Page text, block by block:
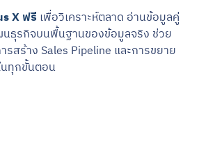
X ฟรี เพื่อวิเคราะห์ตลาด อ่านข้อมูลคู่
นธุรกิจบนพื้นฐานของข้อมูลจริง ช่วย
รสร้าง Sales Pipeline และการขยาย
ทุกขั้นตอน